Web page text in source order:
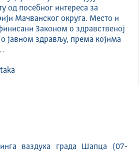
од посебног интереса за
Мачванског округа. Место и
Законом о здравственој
јавном здрављу, према којима
ваздуха града Шапца (07-